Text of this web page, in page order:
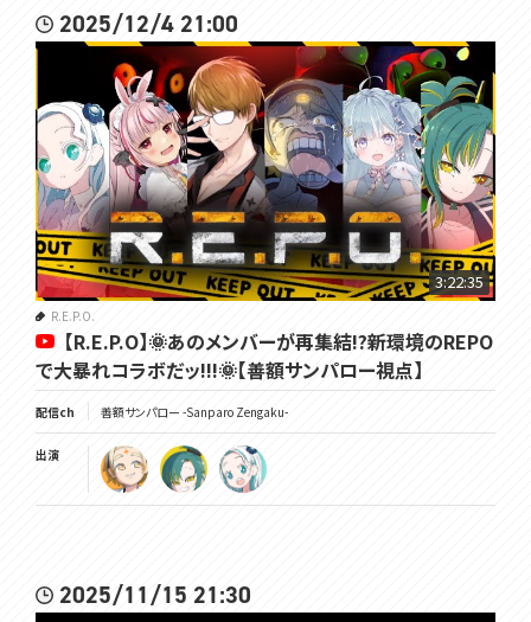
2025/12/4 21:00
3:22:35
R.E.P.O.
【R.E.P.O】🌞あのメンバーが再集結!?新環境のREPO
で大暴れコラボだッ!!!🌞【善額サンパロー視点】
配信ch 善額サンパロー -Sanparo Zengaku-
出演
2025/11/15 21:30